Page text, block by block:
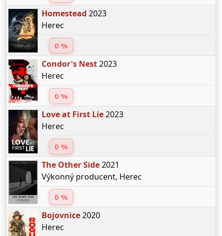
Homestead 2023
Herec
0 %
Condor's Nest2023
Herec
0 %
Love at First Lie2023
Herec
0 %
The Other Side2021
Výkonný producent, Herec
0 %
Bojovnice2020
Herec